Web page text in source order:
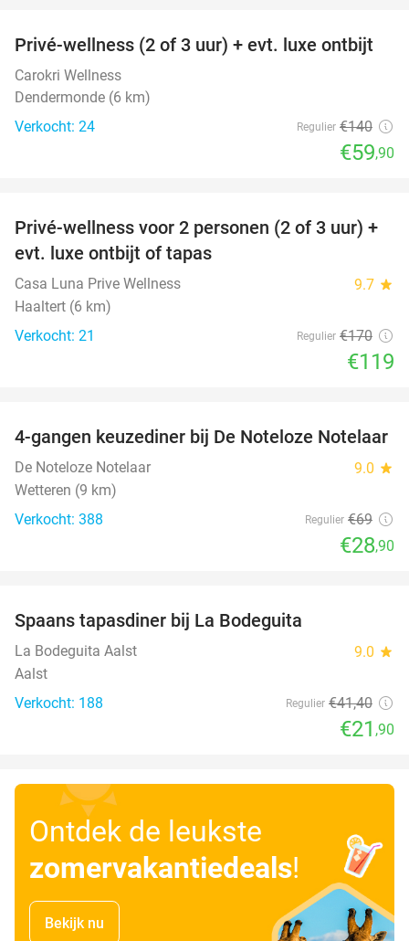
57%
Privé-wellness (2 of 3 uur) + evt. luxe ontbijt
Carokri Wellness
Dendermonde (6 km)
Verkocht: 24
Regulier €140
€59,90
30%
Privé-wellness voor 2 personen (2 of 3 uur) +
evt. luxe ontbijt of tapas
Casa Luna Prive Wellness 9.7 star
Haaltert (6 km)
Verkocht: 21
Regulier €170
€119
58%
4-gangen keuzediner bij De Noteloze Notelaar
De Noteloze Notelaar 9.0 star
Wetteren (9 km)
Verkocht: 388
Regulier €69
€28,90
Spaans tapasdiner bij La Bodeguita
La Bodeguita Aalst 9.0 star
Aalst
Verkocht: 188
Regulier €41,40
€21 ,90
Ontdek de leukste
zomervakantiedeals!
Bekijk nu